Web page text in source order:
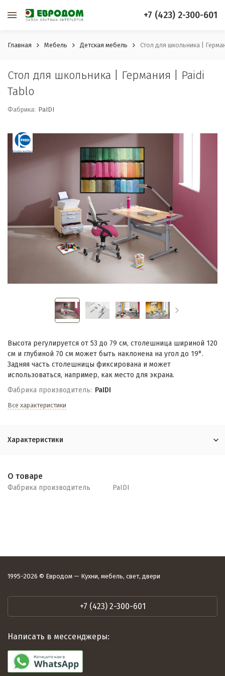
+7 (423) 2-300-601
Главная Мебель Детская мебель Стол для школьника |
Стол для школьника | Германия | Paidi
Tablo
Фабрика: PaIDI
Высота регулируется от 53 до 79 см, столешница шириной 120
см и глубиной 70 см может быть наклонена на угол до 19°.
Задняя часть столешницы фиксирована и может
использоваться, например, как место для экрана.
Фабрика производитель: PaIDI
Все характеристики
Характеристики
О товаре
Фабрика производитель PaIDI
1995-2026 © Евродом — Кухни, мебель, свет, двери
+7 (423) 2-300-601
Написать в мессенджеры: